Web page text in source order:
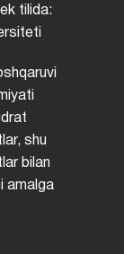
tilida:
shu
bilan
amalga